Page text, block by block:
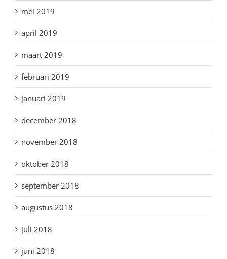
mei 2019
april 2019
maart 2019
februari 2019
januari 2019
december 2018
november 2018
oktober 2018
september 2018
augustus 2018
juli 2018
juni 2018